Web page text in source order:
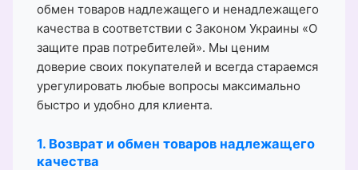
обмен товаров надлежащего и ненадлежащего
качества в соответствии с Законом Украины «О
защите прав потребителей». Мы ценим
доверие своих покупателей и всегда стараемся
урегулировать любые вопросы максимально
быстро и удобно для клиента.
1. Возврат и обмен товаров надлежащего
качества